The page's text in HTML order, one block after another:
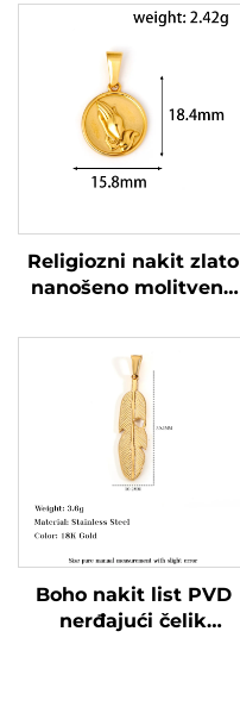
Religiozni nakit zlato
nanošeno molitvena
pendant
Boho nakit list PVD
nerđajući čelik